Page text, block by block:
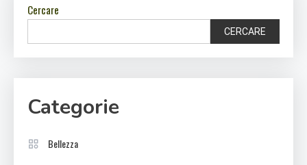
Cercare
CERCARE
Categorie
Bellezza